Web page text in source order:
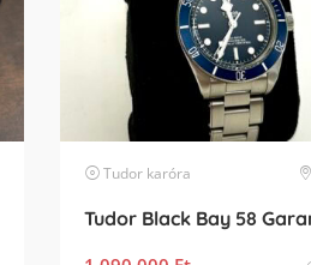
Tudor karóra